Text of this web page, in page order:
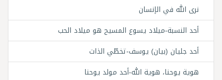
نرى الله في الإنسان
أحد النسبة-ميلاد يسوع المسيح هو ميلاد الحب
أحد جليان (بيان) يوسف-تخطّي الذات
هوية يوحنا، هوية الله-أحد مولد يوحنا